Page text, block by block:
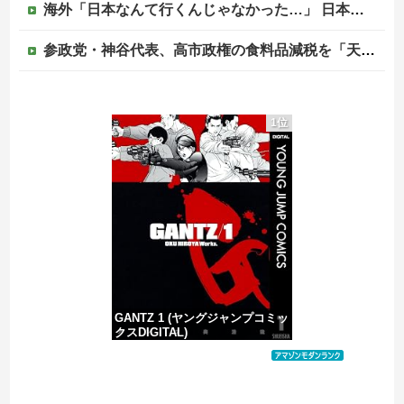
海外「日本なんて行くんじゃなかった…」 日本を知ってしまったディズニー信者、帰国後『本家』に失望する事態に
参政党・神谷代表、高市政権の食料品減税を「天下の愚策」と一刀両断
日本の研究者が明らかにした肝臓がんをリスクを低下させるために必要な緑茶の量←「そんなに飲めるかよ！」（海外の反応）
（ ´_ゝ`）中道・立憲・公明、国会内で「熊本地震対策本部会議」各省庁からヒアリング・現地から意見聴取「パーティション、人手、宿泊施設の不足や、...
【移民政策反対】イオンの売り場で唐揚げを食う中国人の子供
1位
GANTZ 1 (ヤングジャンプコミッ
クスDIGITAL)
価格：¥100